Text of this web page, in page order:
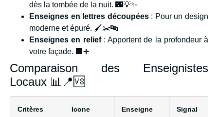
dès la tombée de la nuit. 🌃💡✨
Enseignes en lettres découpées: Pour un design
moderne et épuré. 🖌️✂️🔤
Enseignes en relief: Apportent de la profondeur à
votre façade. 🏢➕
Comparaison des Enseignistes
Locaux 📊📍🆚
Critères
Icone
Enseigne
Signal